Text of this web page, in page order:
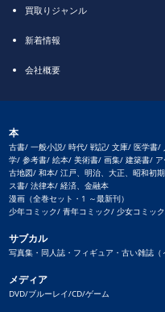
買取りジャンル
新着情報
会社概要
本
古書/ 一般小説/ 時代/ 戦記/ 文庫/ 医学書
学/ 参考書/ 絵本/ 美術書/ 画集/ 建築書/
古地図/ 和本/ 江戸、明治、大正、昭和初
ス書/ 法律本/ 経済、金融本
漫画（全巻セット・1 ～最新刊）
少年コミック/ 青年コミック/ 少女コミッ
サブカル
写真集・同人誌・フィギュア・古い雑誌（
メディア
DVD/ブルーレイ/CD/ゲーム